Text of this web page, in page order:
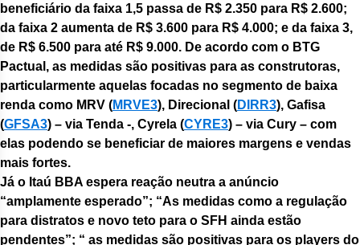
beneficiário da faixa 1,5 passa de R$ 2.350 para R$ 2.600;
da faixa 2 aumenta de R$ 3.600 para R$ 4.000; e da faixa 3,
de R$ 6.500 para até R$ 9.000. De acordo com o BTG
Pactual, as medidas são positivas para as construtoras,
particularmente aquelas focadas no segmento de baixa
renda como MRV (MRVE3), Direcional (DIRR3), Gafisa
(GFSA3) – via Tenda -, Cyrela (CYRE3) – via Cury – com
elas podendo se beneficiar de maiores margens e vendas
mais fortes.
Já o Itaú BBA espera reação neutra a anúncio
“amplamente esperado”; “As medidas como a regulação
para distratos e novo teto para o SFH ainda estão
pendentes”; “ as medidas são positivas para os players do